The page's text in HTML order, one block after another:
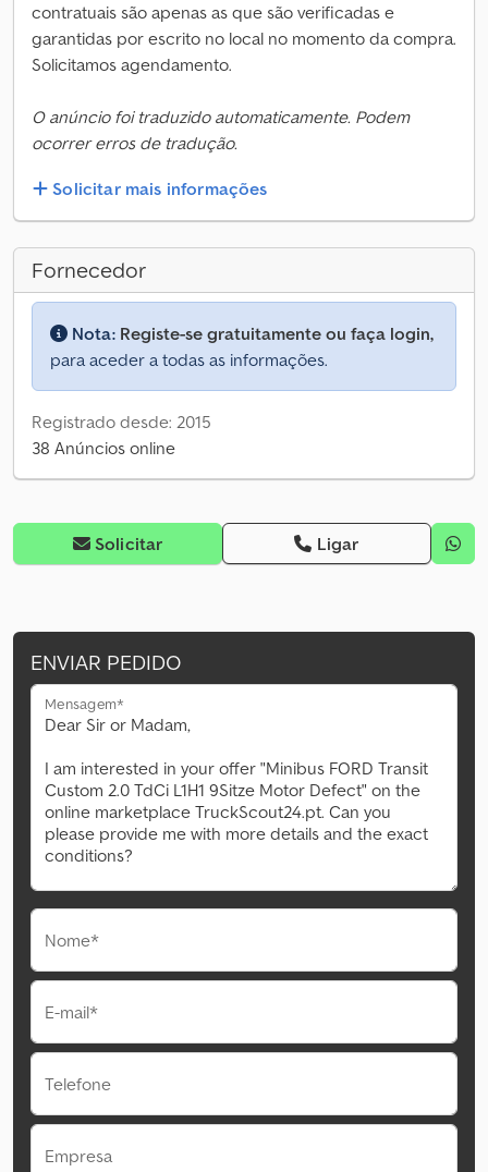
contratuais são apenas as que são verificadas e
garantidas por escrito no local no momento da compra.
Solicitamos agendamento.
O anúncio foi traduzido automaticamente. Podem
ocorrer erros de tradução.
Solicitar mais informações
Fornecedor
Nota: Registe-se gratuitamente ou faça login,
para aceder a todas as informações.
Registrado desde: 2015
38 Anúncios online
Solicitar Ligar
ENVIAR PEDIDO
Mensagem*
Nome*
E-mail*
Telefone
Empresa